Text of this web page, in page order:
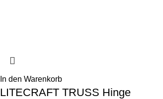
In den Warenkorb
LITECRAFT TRUSS Hinge